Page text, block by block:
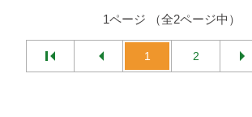
1ページ （全2ページ中）
1 2